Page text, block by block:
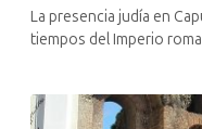
La presencia judía en
tiempos del Imperio